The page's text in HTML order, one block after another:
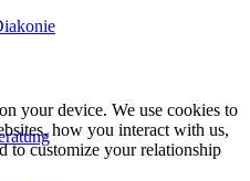
your device. We use cookies to
how you interact with us,
to customize your relationship